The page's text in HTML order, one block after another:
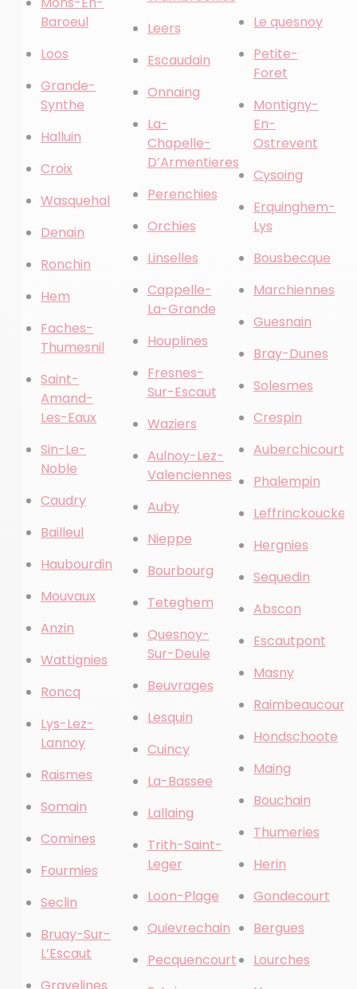
Baroeul
Loos
Grande-
Synthe
Halluin
Croix
Wasquehal
Denain
Ronchin
Hem
Faches-
Thumesnil
Saint-
Amand-
Les-Eaux
Sin-Le-
Noble
Caudry
Bailleul
Haubourdin
Mouvaux
Anzin
Wattignies
Roncq
Lys-Lez-
Lannoy
Raismes
Somain
Comines
Fourmies
Seclin
Bruay-Sur-
L’Escaut
Leers
Escaudain
Onnaing
La-
Chapelle-
D’Armentieres
Perenchies
Orchies
Linselles
Cappelle-
La-Grande
Houplines
Fresnes-
Sur-Escaut
Waziers
Aulnoy-Lez-
Valenciennes
Auby
Nieppe
Bourbourg
Teteghem
Quesnoy-
Sur-Deule
Beuvrages
Lesquin
Cuincy
La-Bassee
Lallaing
Trith-Saint-
Leger
Loon-Plage
Quievrechain
Pecquencourt
Le quesnoy
Petite-
Foret
Montigny-
En-
Ostrevent
Cysoing
Erquinghem-
Lys
Bousbecque
Marchiennes
Guesnain
Bray-Dunes
Solesmes
Crespin
Auberchicourt
Phalempin
Leffrinckoucke
Hergnies
Sequedin
Abscon
Escautpont
Masny
Raimbeaucourt
Hondschoote
Maing
Bouchain
Thumeries
Herin
Gondecourt
Bergues
Lourches